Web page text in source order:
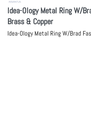
Idea-Ology Metal Ring W/
Brass & Copper
Idea-Ology Metal Ring W/Brad